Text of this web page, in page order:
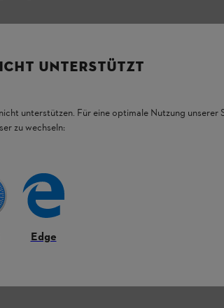
AutoCut 2-2 und des
UNTERSTÜTZT
unterstützen. Für eine optimale Nutzung unserer
zu wechseln:
Edge